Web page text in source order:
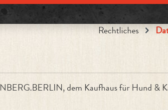
Rechtliches
dem Kaufhaus für Hund &